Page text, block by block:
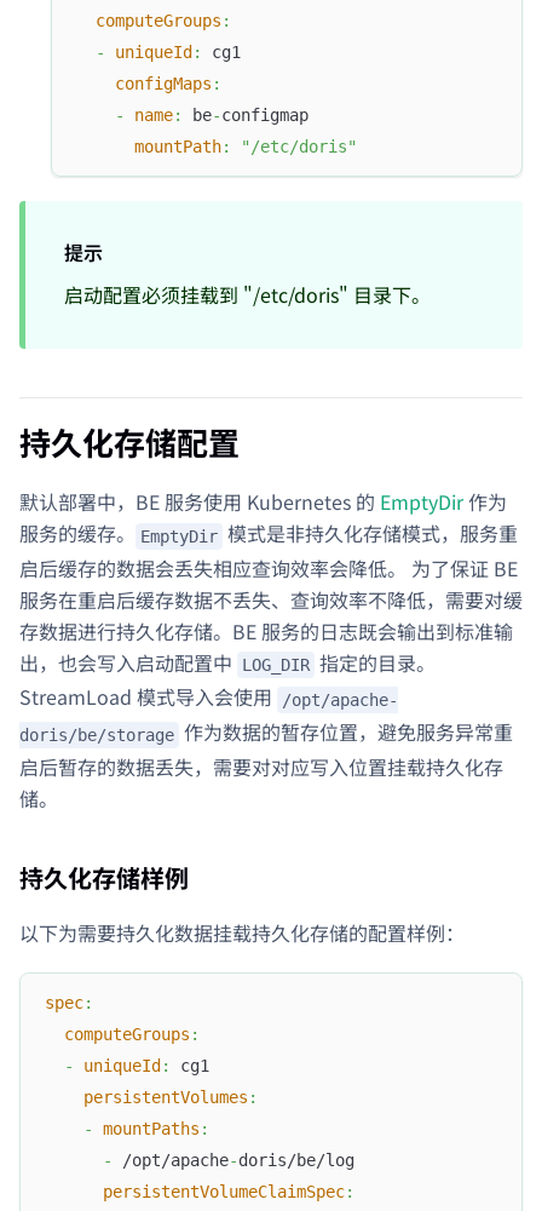
computeGroups :
-
uniqueId:
cg1
configMaps :
-
name: be-configmap
mountPath: "/etc/doris"
提示
启动配置必须挂载到 "/etc/doris" 目录下。
持久化存储配置
默认部署中，BE 服务使用 Kubernetes 的 EmptyDir作为
服务的缓存。
EmptyDir 模式是非持久化存储模式，服务重
启后缓存的数据会丢失相应查询效率会降低。 为了保证 BE
服务在重启后缓存数据不丢失、查询效率不降低，需要对缓
存数据进行持久化存储。BE 服务的日志既会输出到标准输
出，也会写入启动配置中
LOG_DIR 指定的目录。
StreamLoad 模式导入会使用
/opt/apache-
doris/be/storage 作为数据的暂存位置，避免服务异常重
启后暂存的数据丢失，需要对对应写入位置挂载持久化存
储。
持久化存储样例
以下为需要持久化数据挂载持久化存储的配置样例：
spec:
computeGroups :
-
uniqueId :
cg1
persistentVolumes :
-
mountPaths :
-
/opt/apache-doris/be/log
persistentVolumeClaimSpec: